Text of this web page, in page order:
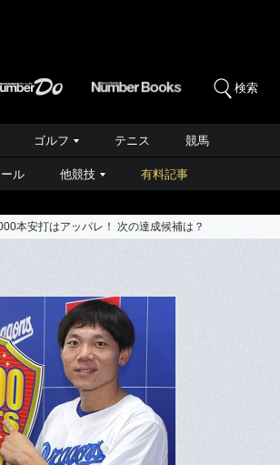
検索
ゴルフ テニス 競馬
ル 他競技 有料記事
本安打はアッパレ！ 次の達成候補は？